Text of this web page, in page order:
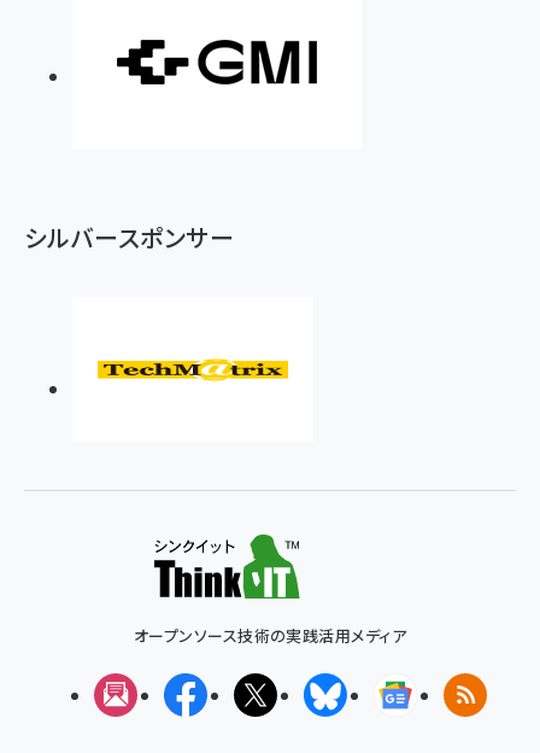
シルバースポンサー
オープンソース技術の実践活用メディア
メルマガFacebookX(エックス)BlueskyGoogleニュ
RSS